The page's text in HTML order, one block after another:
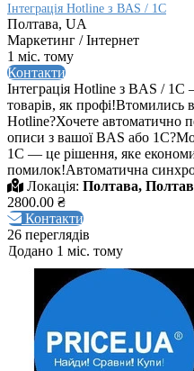
Інтеграція Hotline з BAS / 1С
Полтава, UA
Маркетинг / Інтернет
1 міс. тому
Контакти
Інтеграція Hotline з BAS / 1С
товарів, як
Hotline?Хочете автоматично
описи з вашої BAS або
1C — це рішення, яке
помилок!Автоматична
Локація: Полтава,
2800.00 ₴
Контакти
26 переглядів
Додано 1 міс. тому